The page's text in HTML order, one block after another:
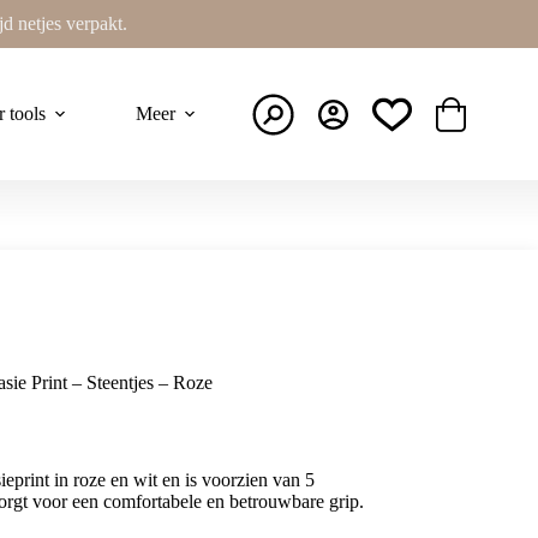
netjes verpakt.
tools Meer Winkelwagen
Print – Steentjes – Roze
in roze en wit en is voorzien van 5
voor een comfortabele en betrouwbare grip.